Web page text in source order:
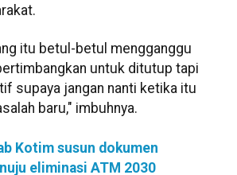
itu betul-betul mengganggu
untuk ditutup tapi
supaya jangan nanti ketika itu
baru," imbuhnya.
Kotim susun dokumen
eliminasi ATM 2030